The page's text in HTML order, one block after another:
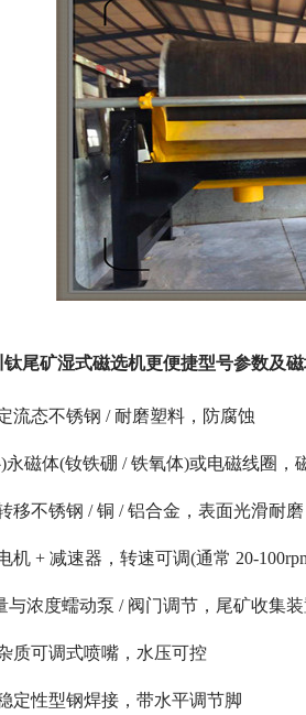
尾矿湿式磁选机更便捷型号参数及
流态不锈钢 / 耐磨塑料，防腐蚀
磁体(钕铁硼 / 铁氧体)或电磁线圈，
移不锈钢 / 铜 / 铝合金，表面光滑耐磨
机 + 减速器，转速可调(通常 20-
与浓度蠕动泵 / 阀门调节，尾矿收集装
质可调式喷嘴，水压可控
定性型钢焊接，带水平调节脚